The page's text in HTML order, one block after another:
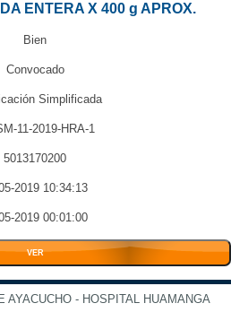
ENTERA X 400 g APROX.
Bien
Convocado
Simplificada
11-2019-HRA-1
5013170200
2019 10:34:13
2019 00:01:00
VER
AYACUCHO - HOSPITAL HUAMANGA